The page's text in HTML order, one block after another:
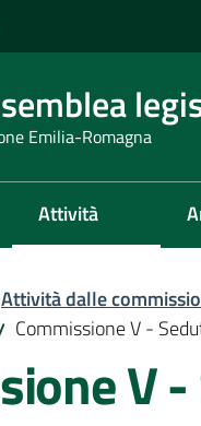
Emilia-Romagna
Attività
Attività dalle
Commissione V -
V